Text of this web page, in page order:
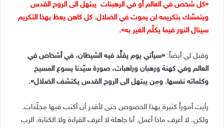
«كل شخص في العالم أو في الرهبنات يبتهل الى الروح القدس
ويتمسّك بتكريمه لن يموت في الضلال. كل كاهن يعظ بهذا التكريم
سينال النور فيما يكلّم الغير به».
وقيل لي أيضاً: «سيأتي يوم يقلِّد فيه الشيطان، في أشخاص في
العالم وفي كهنة ورهبان وراهبات، صورة سيّدنا يسوع المسيح
وكلماته نفسها. ومن يبتهل الى الروح القدس يكتشف الضلال».
رأيت أموراً كثيرة بهذا الخصوص حتى لأقدر أن أكتب فيها مجلّدات.
ولكن، لا أعرف ماذا أعمل. أنا جاهلة لا أعرف القراءة ولا الكتابة. الرب